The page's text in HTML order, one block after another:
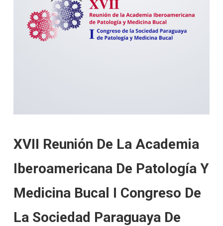
XVII Reunión De La Academia
Iberoamericana De Patología Y
Medicina Bucal I Congreso De
La Sociedad Paraguaya De